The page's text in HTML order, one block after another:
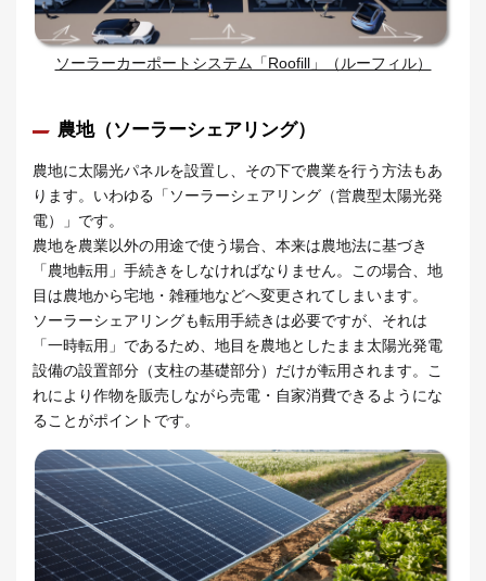
ソーラーカーポートシステム「Roofill」（ルーフィル）
農地（ソーラーシェアリング）
農地に太陽光パネルを設置し、その下で農業を行う方法もあ
ります。いわゆる「ソーラーシェアリング（営農型太陽光発
電）」です。
農地を農業以外の用途で使う場合、本来は農地法に基づき
「農地転用」手続きをしなければなりません。この場合、地
目は農地から宅地・雑種地などへ変更されてしまいます。
ソーラーシェアリングも転用手続きは必要ですが、それは
「一時転用」であるため、地目を農地としたまま太陽光発電
設備の設置部分（支柱の基礎部分）だけが転用されます。こ
れにより作物を販売しながら売電・自家消費できるようにな
ることがポイントです。